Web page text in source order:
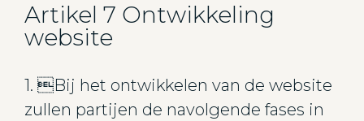
Artikel 7 Ontwikkeling
website
1. Bij het ontwikkelen van de website
zullen partijen de navolgende fases in